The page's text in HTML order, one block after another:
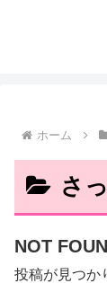
ホーム
さ
NOT
投稿が見つか